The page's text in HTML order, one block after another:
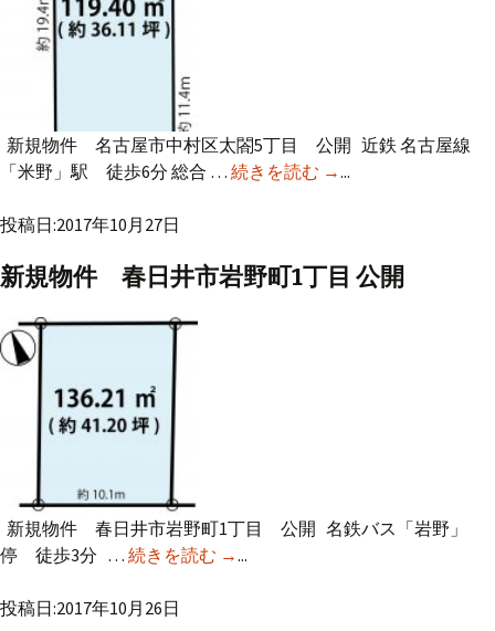
新規物件 名古屋市中村区太閤5丁目 公開 近鉄 名古屋線
「米野」駅 徒歩6分 総合 … 続きを読む 新規物件 中村区太
→...
投稿日:2017年10月27日
新規物件 春日井市岩野町1丁目 公開
新規物件 春日井市岩野町1丁目 公開 名鉄バス「岩野」
停 徒歩3分 … 続きを読む 新規物件 春日井市岩野町1丁目
→...
投稿日:2017年10月26日